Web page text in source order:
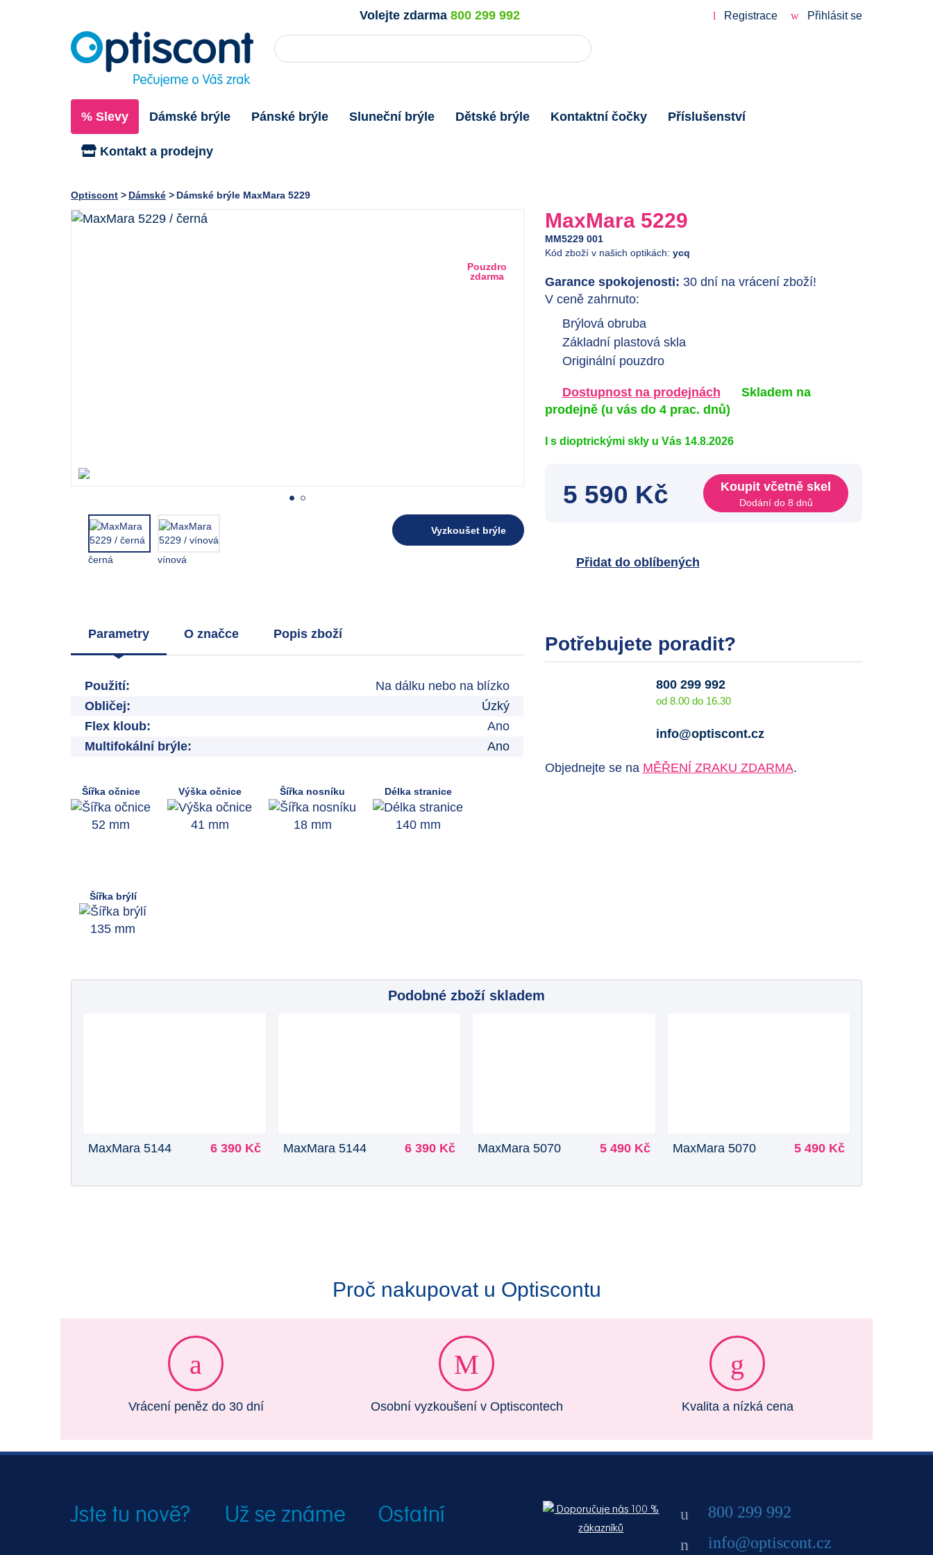
Volejte zdarma800 299 992 Registrace Přihlásit se
% Slevy Dámské brýle Pánské brýle Sluneční brýle Dětské brýle Kontaktní čočky Příslušenství
Kontakt a prodejny
Optiscont Dámské Dámské brýle MaxMara 5229
Pouzdro
zdarma
Vyzkoušet brýle
černá vínová
Parametry O značce Popis zboží
Použití:
Na dálku nebo na blízko
Obličej:
Úzký
Flex kloub:
Ano
Multifokální brýle:
Ano
Šířka očnice
52 mm
Výška očnice
41 mm
Šířka nosníku
18 mm
Délka stranice
140 mm
Šířka brýlí
135 mm
MaxMara 5229
MM5229 001
Kód zboží v našich optikách: ycq
Garance spokojenosti: 30 dní na vrácení zboží!
V ceně zahrnuto:
Brýlová obruba
Základní plastová skla
Originální pouzdro
Dostupnost na prodejnách
Skladem na
prodejně(u vás do 4 prac. dnů)
I s dioptrickými skly u Vás 14.8.2026
5 590 Kč Koupit včetně skel
Dodání do 8 dnů
Přidat do oblíbených
Potřebujete poradit?
800 299 992
od 8.00 do 16.30
info@optiscont.cz
Objednejte se na MĚŘENÍ ZRAKU ZDARMA.
Podobné zboží skladem
MaxMara 5144 6 390 Kč MaxMara 5144 6 390 Kč MaxMara 5070 5 490 Kč MaxMara 5070 5 490 Kč
Proč nakupovat u Optiscontu
Vrácení peněz do 30 dní Osobní vyzkoušení v Optiscontech Kvalita a nízká cena
Doporučuje nás 100 %
zákazníků
800 299 992
info@optiscont.cz
Jste tu nově? Už se známe Ostatní